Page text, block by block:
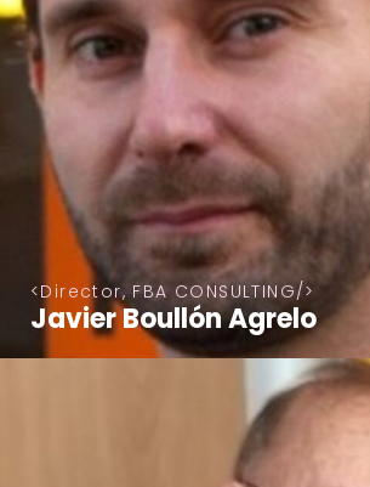
Director, FBA CONSULTING
Javier Boullón Agrelo